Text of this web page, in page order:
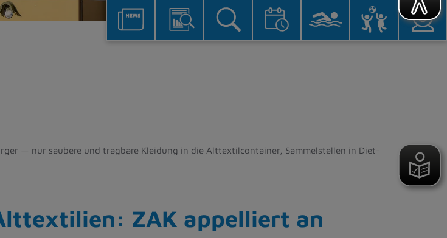
— nur saubere und tragbare Kleidung in die Alttextilcontainer, Sammelstellen in Diet-
ZAK appelliert an